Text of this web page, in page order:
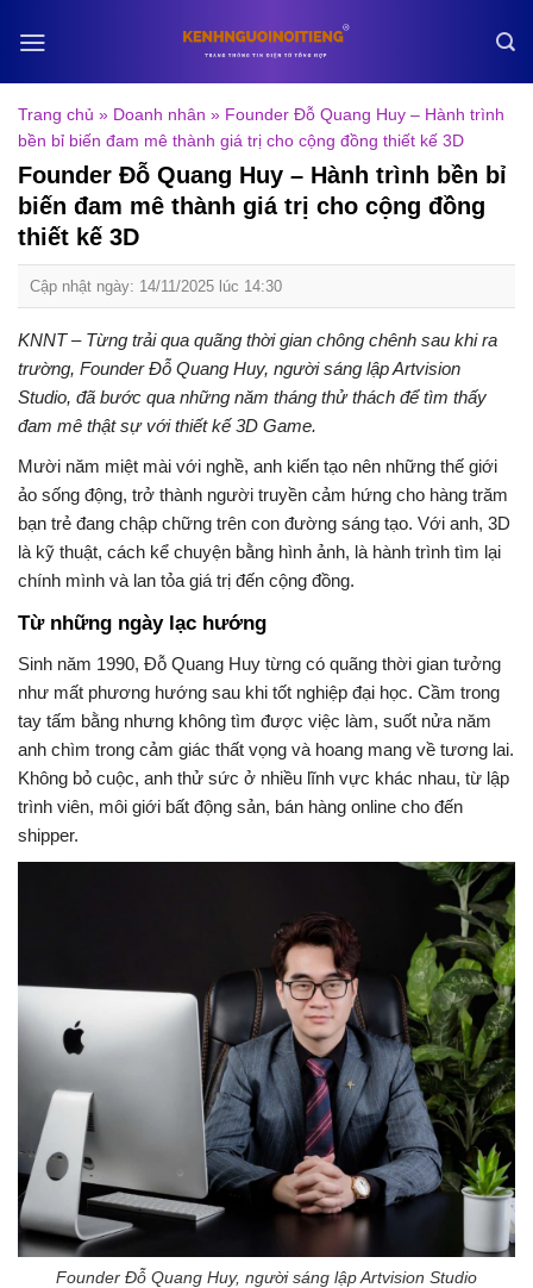
Trang chủ » Doanh nhân » Founder Đỗ Quang Huy – Hành trình
bền bỉ biến đam mê thành giá trị cho cộng đồng thiết kế 3D
Founder Đỗ Quang Huy – Hành trình bền bỉ
biến đam mê thành giá trị cho cộng đồng
thiết kế 3D
Cập nhật ngày: 14/11/2025 lúc 14:30
KNNT – Từng trải qua quãng thời gian chông chênh sau khi ra
trường, Founder Đỗ Quang Huy, người sáng lập Artvision
Studio, đã bước qua những năm tháng thử thách để tìm thấy
đam mê thật sự với thiết kế 3D Game.
Mười năm miệt mài với nghề, anh kiến tạo nên những thế giới
ảo sống động, trở thành người truyền cảm hứng cho hàng trăm
bạn trẻ đang chập chững trên con đường sáng tạo. Với anh, 3D
là kỹ thuật, cách kể chuyện bằng hình ảnh, là hành trình tìm lại
chính mình và lan tỏa giá trị đến cộng đồng.
Từ những ngày lạc hướng
Sinh năm 1990, Đỗ Quang Huy từng có quãng thời gian tưởng
như mất phương hướng sau khi tốt nghiệp đại học. Cầm trong
tay tấm bằng nhưng không tìm được việc làm, suốt nửa năm
anh chìm trong cảm giác thất vọng và hoang mang về tương lai.
Không bỏ cuộc, anh thử sức ở nhiều lĩnh vực khác nhau, từ lập
trình viên, môi giới bất động sản, bán hàng online cho đến
shipper.
Founder Đỗ Quang Huy, người sáng lập Artvision Studio